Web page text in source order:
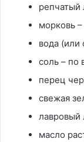
репчатый
морковь –
вода (или
соль – по
перец
свежая
лавровый
масло